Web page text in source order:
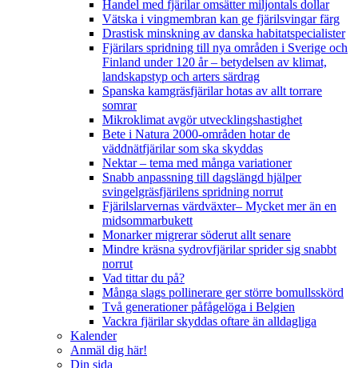
Handel med fjärilar omsätter miljontals dollar
Vätska i vingmembran kan ge fjärilsvingar färg
Drastisk minskning av danska habitatspecialister
Fjärilars spridning till nya områden i Sverige och
Finland under 120 år– betydelsen av klimat,
landskapstyp och arters särdrag
Spanska kamgräsfjärilar hotas av allt torrare
somrar
Mikroklimat avgör utvecklingshastighet
Bete i Natura 2000-områden hotar de
väddnätfjärilar som ska skyddas
Nektar – tema med många variationer
Snabb anpassning till dagslängd hjälper
svingelgräsfjärilens spridning norrut
Fjärilslarvernas värdväxter– Mycket mer än en
midsommarbukett
Monarker migrerar söderut allt senare
Mindre kräsna sydrovfjärilar sprider sig snabbt
norrut
Vad tittar du på?
Många slags pollinerare ger större bomullsskörd
Två generationer påfågelöga i Belgien
Vackra fjärilar skyddas oftare än alldagliga
Kalender
Anmäl dig här!
Din sida